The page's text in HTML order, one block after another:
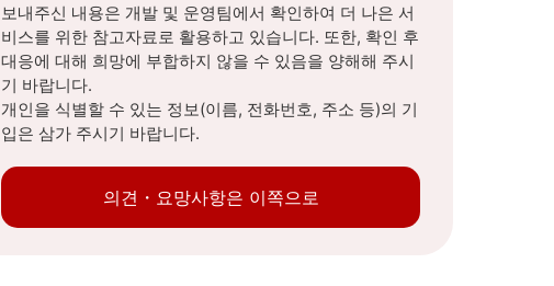
보내주신 내용은 개발 및 운영팀에서 확인하여 더 나은 서
비스를 위한 참고자료로 활용하고 있습니다. 또한, 확인 후
대응에 대해 희망에 부합하지 않을 수 있음을 양해해 주시
기 바랍니다.
개인을 식별할 수 있는 정보(이름, 전화번호, 주소 등)의 기
입은 삼가 주시기 바랍니다.
의견・요망사항은 이쪽으로